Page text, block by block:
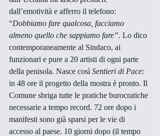
dall’emotività e afferro il telefono:
“Dobbiamo fare qualcosa, facciamo
almeno quello che sappiamo fare”. Lo dico
contemporaneamente al Sindaco, ai
funzionari e pure a 20 artisti di ogni parte
della penisola. Nasce così Sentieri di Pace:
in 48 ore il progetto della mostra è pronto. Il
Comune sbriga tutte le pratiche burocratiche
necessarie a tempo record. 72 ore dopo i
manifesti sono già sparsi per le vie di
accesso al paese. 10 giorni dopo (il tempo